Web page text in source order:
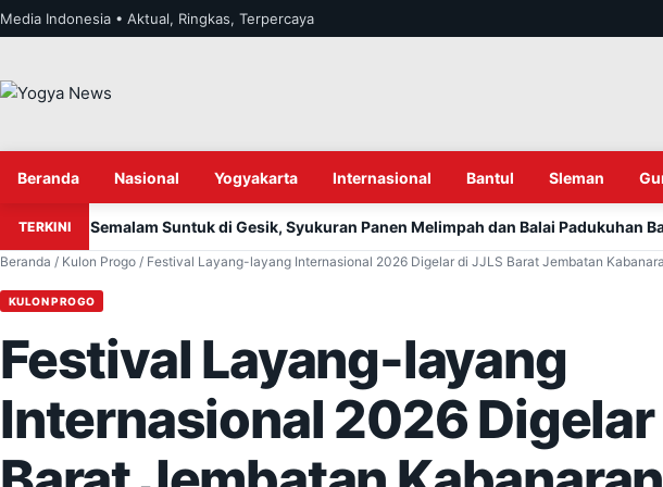
Lewati ke konten
Media Indonesia • Aktual, Ringkas, Terpercaya
Beranda Nasional Yogyakarta Internasional Bantul Sleman
TERKINI
Semalam Suntuk di Gesik, Syukuran Panen Melimpah dan Balai Padukuhan Baru
Beranda / Kulon Progo / Festival Layang-layang Internasional 2026 Digelar di JJLS Barat Jembatan
KULON PROGO
Festival Layang-layang
Internasional 2026 Digelar